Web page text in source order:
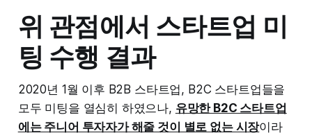
위 관점에서 스타트업 미
팅 수행 결과
2020년 1월 이후 B2B 스타트업, B2C 스타트업들을
모두 미팅을 열심히 하였으나, 유망한 B2C 스타트업
에는 주니어 투자자가 해줄 것이 별로 없는 시장이라